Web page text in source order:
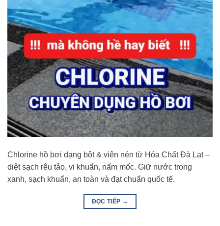
Chlorine hồ bơi dạng bột & viên nén từ Hóa Chất Đà Lạt –
diệt sạch rêu tảo, vi khuẩn, nấm mốc. Giữ nước trong
xanh, sạch khuẩn, an toàn và đạt chuẩn quốc tế.
ĐỌC TIẾP →